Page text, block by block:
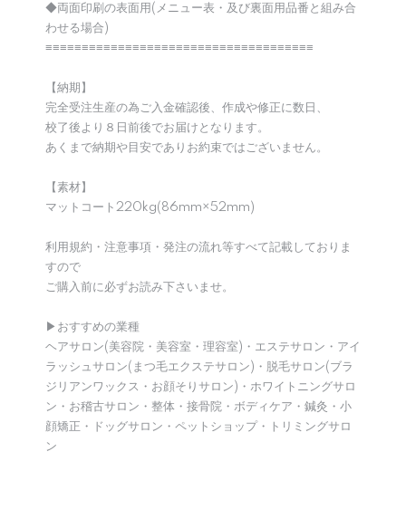
◆両面印刷の表面用(メニュー表・及び裏面用品番と組み合
わせる場合)
≡≡≡≡≡≡≡≡≡≡≡≡≡≡≡≡≡≡≡≡≡≡≡≡≡≡≡≡≡≡≡≡≡≡≡≡≡
【納期】
完全受注生産の為ご入金確認後、作成や修正に数日、
校了後より８日前後でお届けとなります。
あくまで納期や目安でありお約束ではございません。
【素材】
マットコート220kg(86mm×52mm)
利用規約・注意事項・発注の流れ等すべて記載しておりま
すので
ご購入前に必ずお読み下さいませ。
▶︎おすすめの業種
ヘアサロン(美容院・美容室・理容室)・エステサロン・アイ
ラッシュサロン(まつ毛エクステサロン)・脱毛サロン(ブラ
ジリアンワックス・お顔そりサロン)・ホワイトニングサロ
ン・お稽古サロン・整体・接骨院・ボディケア・鍼灸・小
顔矯正・ドッグサロン・ペットショップ・トリミングサロ
ン